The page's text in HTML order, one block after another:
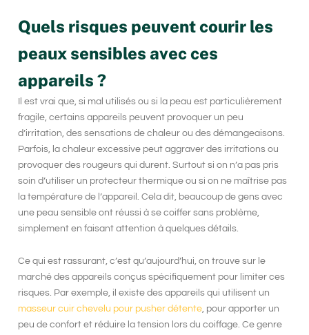
Quels risques peuvent courir les
peaux sensibles avec ces
appareils ?
Il est vrai que, si mal utilisés ou si la peau est particulièrement
fragile, certains appareils peuvent provoquer un peu
d’irritation, des sensations de chaleur ou des démangeaisons.
Parfois, la chaleur excessive peut aggraver des irritations ou
provoquer des rougeurs qui durent. Surtout si on n’a pas pris
soin d’utiliser un protecteur thermique ou si on ne maîtrise pas
la température de l’appareil. Cela dit, beaucoup de gens avec
une peau sensible ont réussi à se coiffer sans problème,
simplement en faisant attention à quelques détails.
Ce qui est rassurant, c’est qu’aujourd’hui, on trouve sur le
marché des appareils conçus spécifiquement pour limiter ces
risques. Par exemple, il existe des appareils qui utilisent un
masseur cuir chevelu pour pusher détente, pour apporter un
peu de confort et réduire la tension lors du coiffage. Ce genre